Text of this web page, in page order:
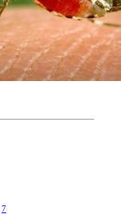
7